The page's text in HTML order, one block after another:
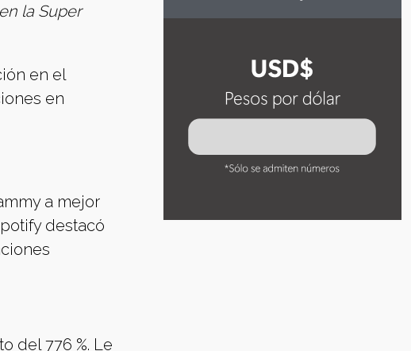
la Super
en el
en
a mejor
destacó
del 776 %. Le